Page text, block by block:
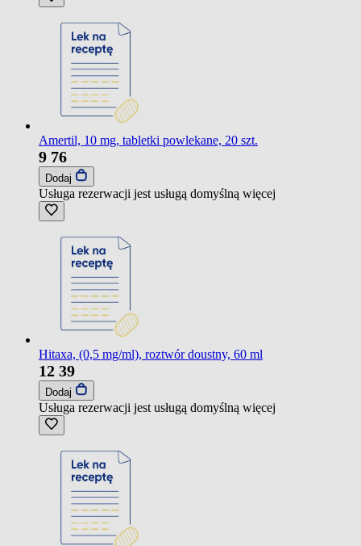
Amertil, 10 mg, tabletki powlekane, 20 szt.
9 76
Dodaj
Usługa rezerwacji jest usługą domyślną więcej
Hitaxa, (0,5 mg/ml), roztwór doustny, 60 ml
12 39
Dodaj
Usługa rezerwacji jest usługą domyślną więcej